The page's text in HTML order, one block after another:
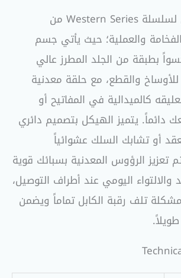
التصميم الخارجي لسلسلة Western Series من
والعملية؛ حيث يأتي جسم
بطبقة من الجلد المطرز عالي
للأوساخ والقطع، مع حلقة معدنية
كالميدالية في المفاتيح أو
دائماً. يتميز الهيكل بتصميم دائري
أو تشابك السلك عشوائياً
تعزيز الرؤوس المعدنية بسبائك قوية
اليومي عند أطراف التوصيل،
تلف رقبة الكابل تماماً ويضمن